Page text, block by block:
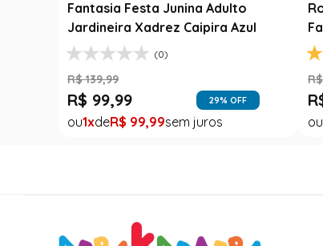
Fantasia Festa Junina Adulto
Jardineira Xadrez Caipira Azul
(0)
R$ 139,99
R$ 99,99 29% OFF
1 R$ 99,99
R$